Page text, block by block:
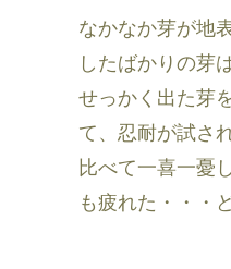
なかなか芽が地
したばかりの芽
せっかく出た芽
て、忍耐が試さ
比べて一喜一憂
も疲れた・・・